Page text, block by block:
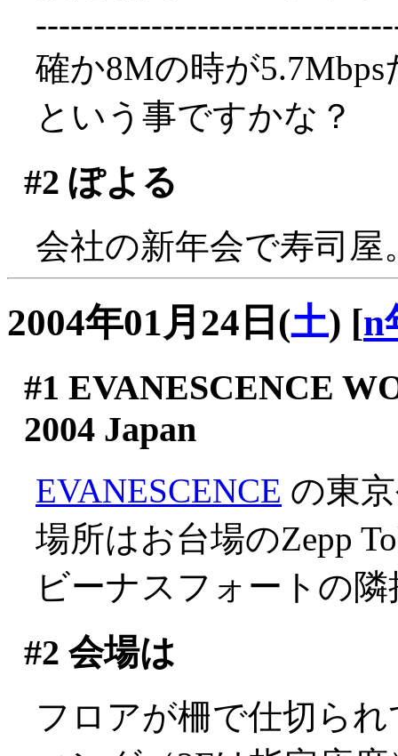
確か8Mの時が
という事ですかな？
#2 ぽよる
会社の新年会で寿司屋
2004年01月24日(土) [n
#1 EVANESCENCE
2004 Japan
EVANESCENCE の東
場所はお台場のZepp
ビーナスフォートの
#2 会場は
フロアが柵で仕切ら